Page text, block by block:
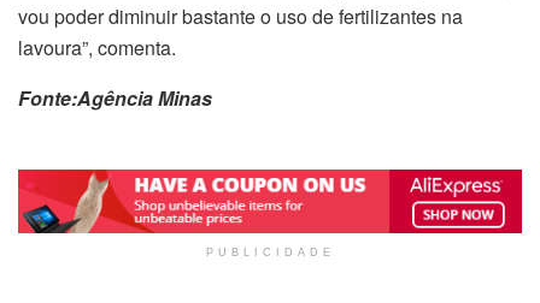
vou poder diminuir bastante o uso de fertilizantes na
lavoura”, comenta.
Fonte:Agência Minas
PUBLICIDADE